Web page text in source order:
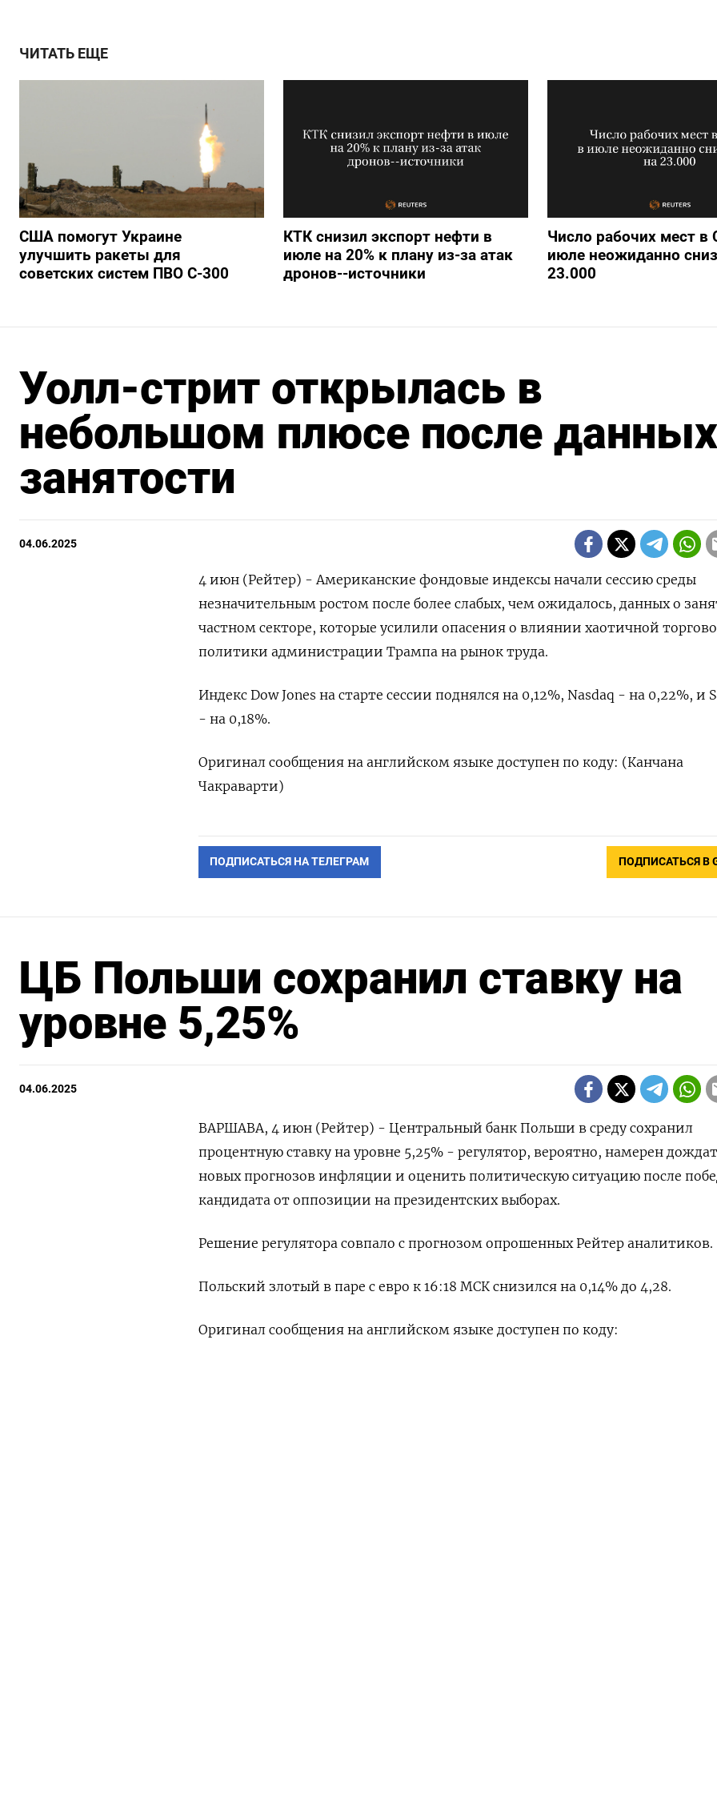
ЧИТАТЬ ЕЩЕ
США помогут Украине
улучшить ракеты для
советских систем ПВО С-300
КТК снизил экспорт нефти в
июле на 20% к плану из-за атак
дронов--источники
Число рабочих мест
июле неожиданно
23.000
Уолл-стрит открылась в
небольшом плюсе после
занятости
04.06.2025
4 июн (Рейтер) - Американские фондовые индексы начали сессию среды
незначительным ростом после более слабых, чем ожидалось, данных о
частном секторе, которые усилили опасения о влиянии хаотичной
политики администрации Трампа на рынок труда.
Индекс Dow Jones на старте сессии поднялся на 0,12%, Nasdaq - на 0,22%, и
- на 0,18%.
Оригинал сообщения на английском языке доступен по коду: (Канчана
Чакраварти)
ПОДПИСАТЬСЯ НА ТЕЛЕГРАМ ПОДПИСАТЬСЯ В
ЦБ Польши сохранил ставку на
уровне 5,25%
04.06.2025
ВАРШАВА, 4 июн (Рейтер) - Центральный банк Польши в среду сохранил
процентную ставку на уровне 5,25% - регулятор, вероятно, намерен
новых прогнозов инфляции и оценить политическую ситуацию после
кандидата от оппозиции на президентских выборах.
Решение регулятора совпало с прогнозом опрошенных Рейтер аналитиков.
Польский злотый в паре с евро к 16:18 МСК снизился на 0,14% до 4,28.
Оригинал сообщения на английском языке доступен по коду: